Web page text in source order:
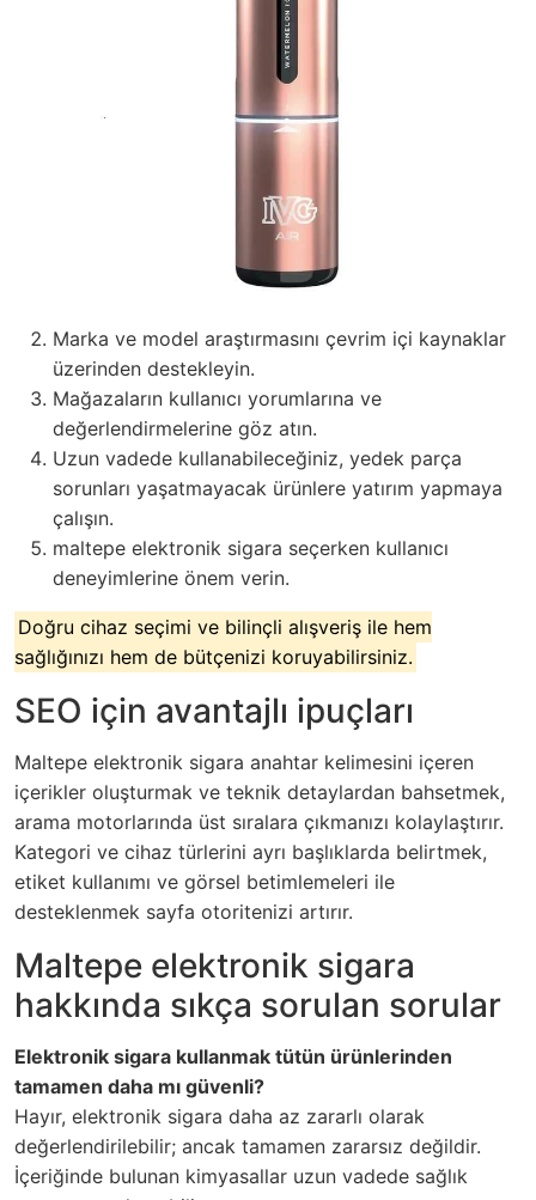
Marka ve model araştırmasını çevrim içi kaynaklar
üzerinden destekleyin.
Mağazaların kullanıcı yorumlarına ve
değerlendirmelerine göz atın.
Uzun vadede kullanabileceğiniz, yedek parça
sorunları yaşatmayacak ürünlere yatırım yapmaya
çalışın.
maltepe elektronik sigara seçerken kullanıcı
deneyimlerine önem verin.
Doğru cihaz seçimi ve bilinçli alışveriş ile hem
sağlığınızı hem de bütçenizi koruyabilirsiniz.
SEO için avantajlı ipuçları
Maltepe elektronik sigara anahtar kelimesini içeren
içerikler oluşturmak ve teknik detaylardan bahsetmek,
arama motorlarında üst sıralara çıkmanızı kolaylaştırır.
Kategori ve cihaz türlerini ayrı başlıklarda belirtmek,
etiket kullanımı ve görsel betimlemeleri ile
desteklenmek sayfa otoritenizi artırır.
Maltepe elektronik sigara
hakkında sıkça sorulan sorular
Elektronik sigara kullanmak tütün ürünlerinden
tamamen daha mı güvenli?
Hayır, elektronik sigara daha az zararlı olarak
değerlendirilebilir; ancak tamamen zararsız değildir.
İçeriğinde bulunan kimyasallar uzun vadede sağlık